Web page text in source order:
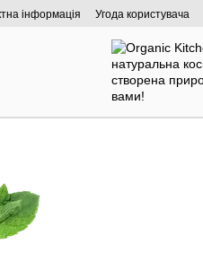
інформація Угода користувача